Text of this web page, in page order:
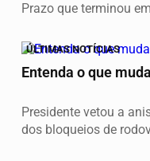
Prazo que terminou
ÚLTIMAS NOTÍCIAS
Entenda o que
Presidente vetou a
dos bloqueios de